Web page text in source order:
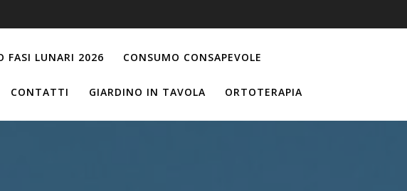
FASI LUNARI 2026 CONSUMO CONSAPEVOLE
CONTATTI GIARDINO IN TAVOLA ORTOTERAPIA